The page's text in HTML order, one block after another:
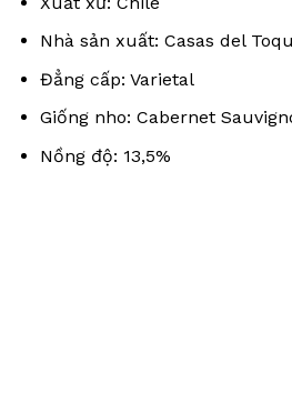
Nhà sản xuất: Casas del
Đẳng cấp: Varietal
Giống nho: Cabernet
Nồng độ: 13,5%